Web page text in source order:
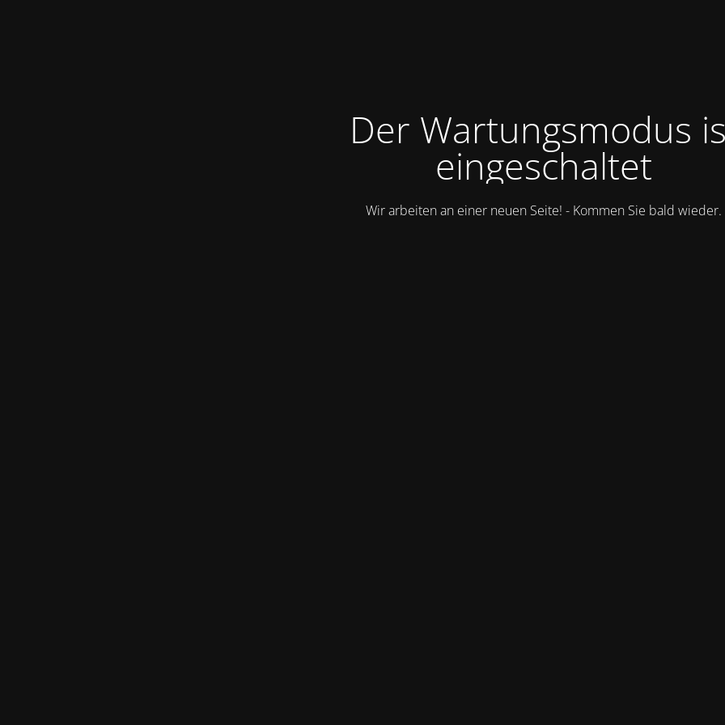
Der Wartungsmodus
eingeschaltet
Wir arbeiten an einer neuen Seite! - Kommen Sie bald wieder.